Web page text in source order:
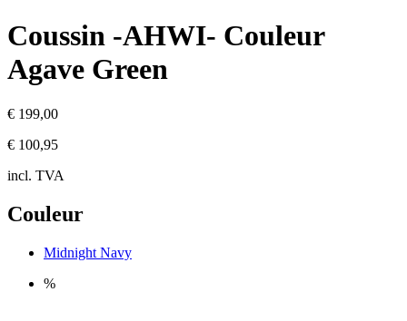
Coussin -AHWI- Couleur
Agave Green
€ 199,00
€ 100,95
incl. TVA
Couleur
Midnight Navy
%